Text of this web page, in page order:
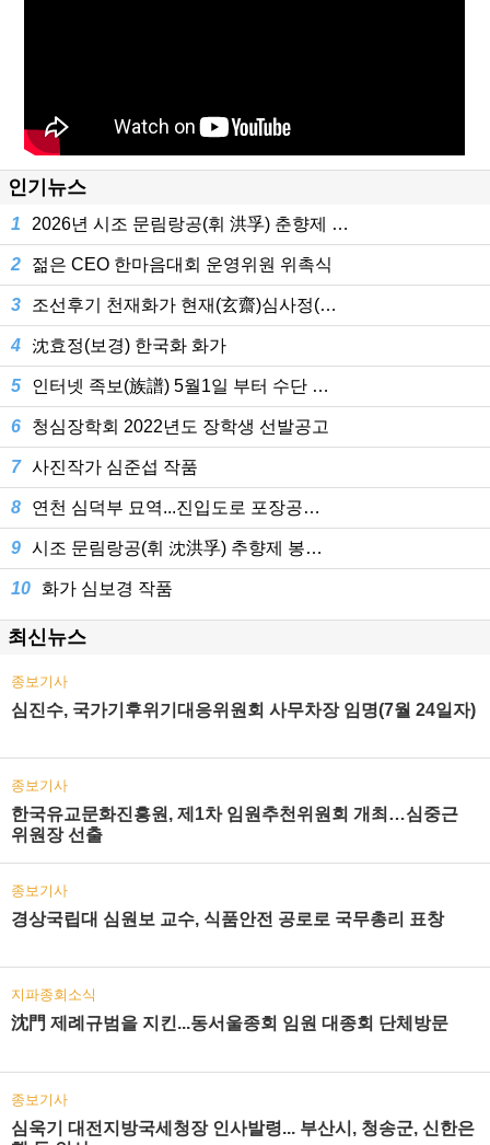
인기뉴스
1 2026년 시조 문림랑공(휘 洪孚) 춘향제 …
2 젊은 CEO 한마음대회 운영위원 위촉식
3 조선후기 천재화가 현재(玄齋)심사정(…
4 沈효정(보경) 한국화 화가
5 인터넷 족보(族譜) 5월1일 부터 수단 …
6 청심장학회 2022년도 장학생 선발공고
7 사진작가 심준섭 작품
8 연천 심덕부 묘역...진입도로 포장공…
9 시조 문림랑공(휘 沈洪孚) 추향제 봉…
10 화가 심보경 작품
최신뉴스
종보기사
심진수, 국가기후위기대응위원회 사무차장 임명(7월 24일자)
종보기사
한국유교문화진흥원, 제1차 임원추천위원회 개최…심중근
위원장 선출
종보기사
경상국립대 심원보 교수, 식품안전 공로로 국무총리 표창
지파종회소식
沈門 제례규범을 지킨...동서울종회 임원 대종회 단체방문
종보기사
심욱기 대전지방국세청장 인사발령... 부산시, 청송군, 신한은